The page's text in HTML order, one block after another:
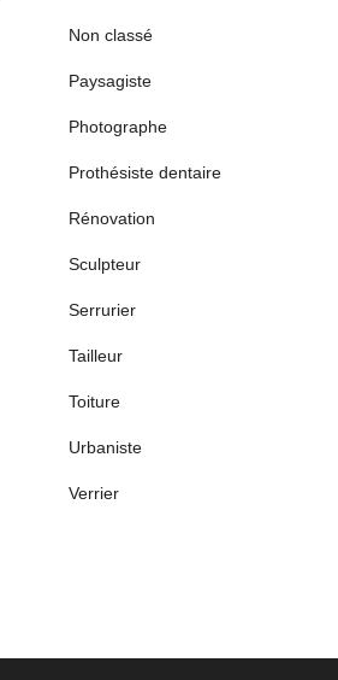
Non classé
Paysagiste
Photographe
Prothésiste dentaire
Rénovation
Sculpteur
Serrurier
Tailleur
Toiture
Urbaniste
Verrier